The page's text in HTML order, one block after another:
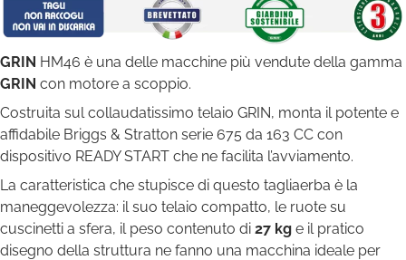
GRIN HM46 è una delle macchine più vendute della gamma
GRIN con motore a scoppio.
Costruita sul collaudatissimo telaio GRIN, monta il potente e
affidabile Briggs & Stratton serie 675 da 163 CC con
dispositivo READY START che ne facilita l’avviamento.
La caratteristica che stupisce di questo tagliaerba è la
maneggevolezza: il suo telaio compatto, le ruote su
cuscinetti a sfera, il peso contenuto di 27 kg e il pratico
disegno della struttura ne fanno una macchina ideale per